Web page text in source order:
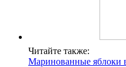
Читайте также:
Маринованные яблоки